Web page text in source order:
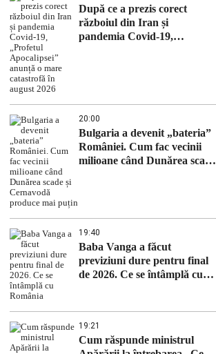
După ce a prezis corect
războiul din Iran și
pandemia Covid-19,
20:00
Bulgaria a devenit „bateria”
României. Cum fac vecinii
milioane când Dunărea scade
19:40
Baba Vanga a făcut
previziuni dure pentru final
de 2026. Ce se întâmplă cu
19:21
Cum răspunde ministrul